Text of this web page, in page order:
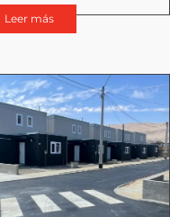
urbanos
Leer más